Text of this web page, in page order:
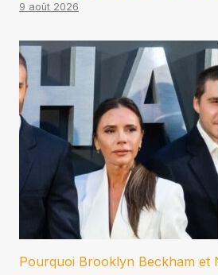
9 août 2026
Pourquoi Brooklyn Beckham et